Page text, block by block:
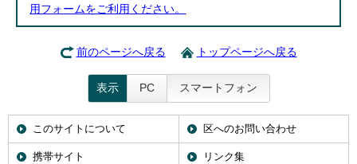
用フォームをご利用ください。
前のページへ戻る トップページへ戻る
表示 PC スマートフォン
このサイトについて 区へのお問い合わせ
携帯サイト リンク集